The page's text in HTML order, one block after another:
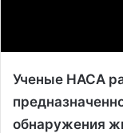
Ученые НАСА
обнаружения